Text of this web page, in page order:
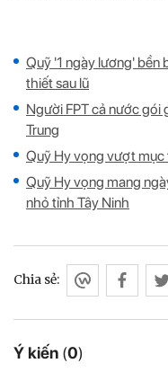
Quỹ '1 ngày lương' bền
thiết sau lũ
Người FPT cả nước gói
Trung
Quỹ Hy vọng vượt mục
Quỹ Hy vọng mang
nhỏ tỉnh Tây Ninh
Ý kiến (0)
Chia sẻ: